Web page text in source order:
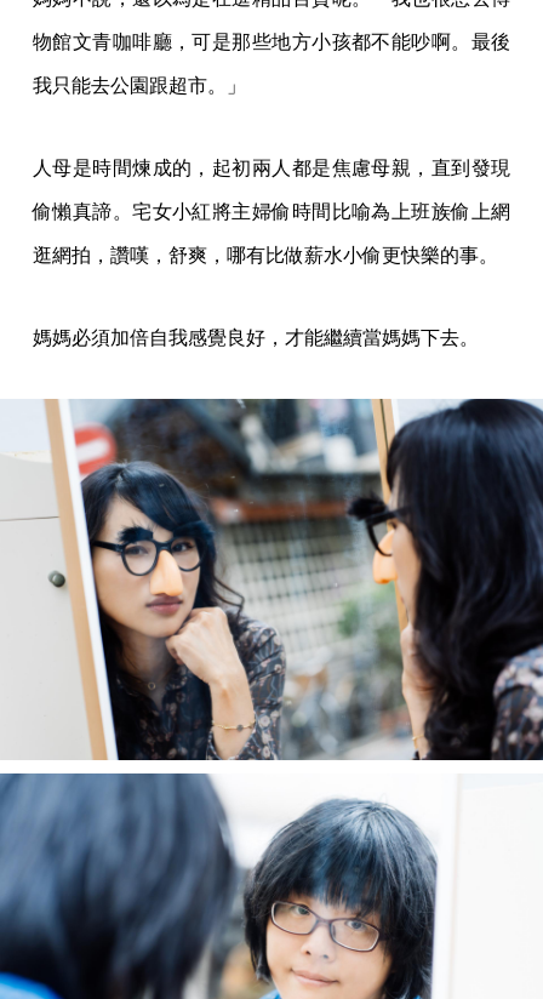
物館文青咖啡廳，可是那些地方小孩都不能吵啊。最後
我只能去公園跟超市。」
人母是時間煉成的，起初兩人都是焦慮母親，直到發現
偷懶真諦。宅女小紅將主婦偷時間比喻為上班族偷上網
逛網拍，讚嘆，舒爽，哪有比做薪水小偷更快樂的事。
媽媽必須加倍自我感覺良好，才能繼續當媽媽下去。